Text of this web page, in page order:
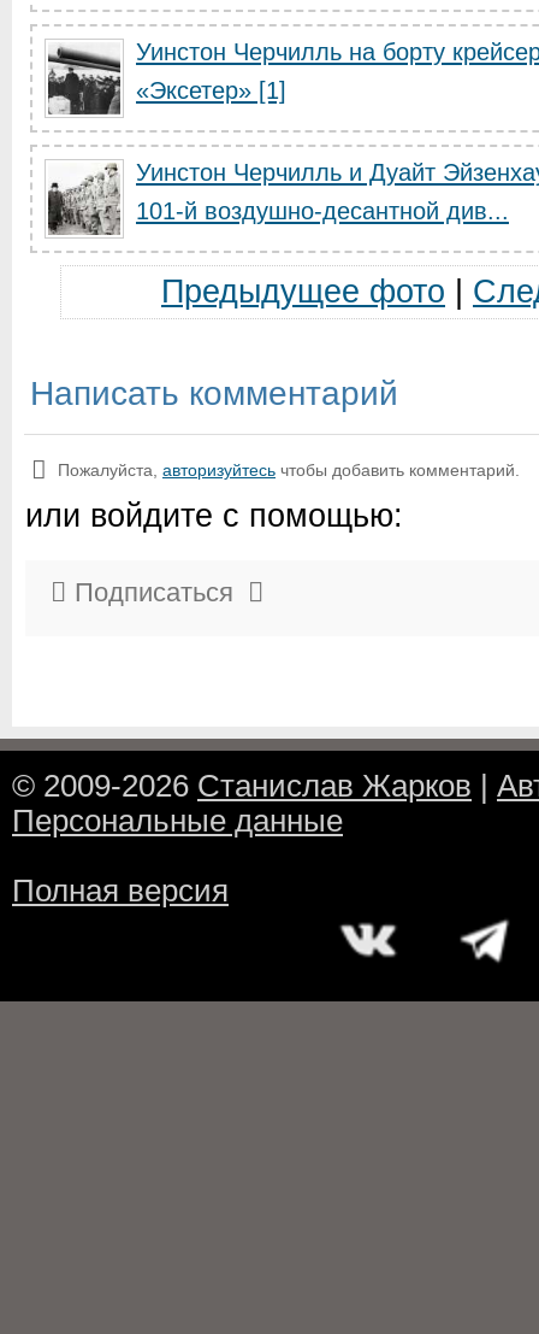
Уинстон Черчилль на борту
«Эксетер» [1]
Уинстон Черчилль и Дуайт
101-й воздушно-десантной див...
Предыдущее фото
Написать комментарий
Пожалуйста, авторизуйтесь чтобы добавить комментарий.
или войдите с помощью:
Подписаться
© 2009-2026 Станислав Жарков
Персональные данные
Полная версия